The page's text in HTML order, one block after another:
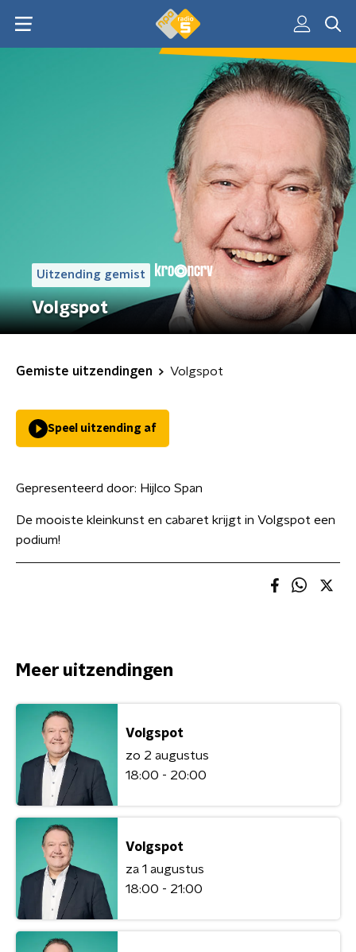
Uitzending gemist
Volgspot
Gemiste uitzendingen Volgspot
Speel uitzending af
Gepresenteerd door: Hijlco Span
De mooiste kleinkunst en cabaret krijgt in Volgspot een
podium!
Meer uitzendingen
Volgspot
zo 2 augustus
18:00 - 20:00
Volgspot
za 1 augustus
18:00 - 21:00